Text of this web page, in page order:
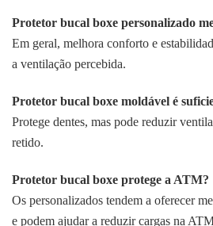
Protetor bucal boxe personalizado
Em geral, melhora conforto e
a ventilação percebida.
Protetor bucal boxe moldável é
Protege dentes, mas pode reduzir
retido.
Protetor bucal boxe protege a ATM?
Os personalizados tendem a oferecer
e podem ajudar a reduzir cargas na